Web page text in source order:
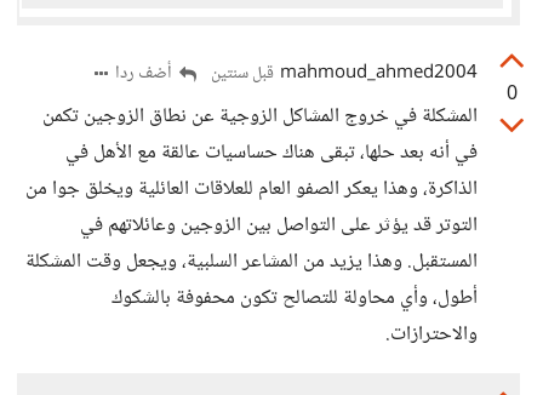
0
mahmoud_ahmed2004 قبل سنتين أضف ردا
المشكلة في خروج المشاكل الزوجية عن نطاق الزوجين تكمن
في أنه بعد حلها، تبقى هناك حساسيات عالقة مع الأهل في
الذاكرة، وهذا يعكر الصفو العام للعلاقات العائلية ويخلق جوا من
التوتر قد يؤثر على التواصل بين الزوجين وعائلاتهم في
المستقبل. وهذا يزيد من المشاعر السلبية، ويجعل وقت المشكلة
أطول، وأي محاولة للتصالح تكون محفوفة بالشكوك
والاحترازات.